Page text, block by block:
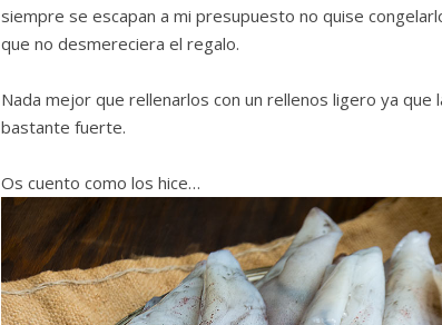
siempre se escapan a mi presupuesto no quise
que no desmereciera el regalo.
Nada mejor que rellenarlos con un rellenos ligero ya que
bastante fuerte.
Os cuento como los hice…